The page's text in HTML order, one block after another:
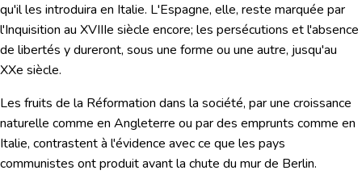
qu'il les introduira en Italie. L'Espagne, elle, reste marquée par
l'Inquisition au XVIIIe siècle encore; les persécutions et l'absence
de libertés y dureront, sous une forme ou une autre, jusqu'au
XXe siècle.
Les fruits de la Réformation dans la société, par une croissance
naturelle comme en Angleterre ou par des emprunts comme en
Italie, contrastent à l'évidence avec ce que les pays
communistes ont produit avant la chute du mur de Berlin.